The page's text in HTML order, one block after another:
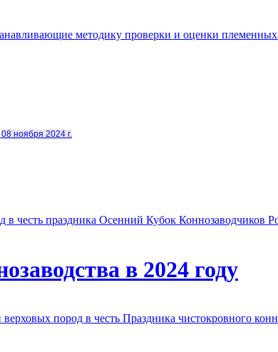
методику проверки и оценки
08 ноября 2024 г.
честь праздника Осенний Кубок Коннозаводчиков
в 2024 году
пород в честь Праздника чистокровного